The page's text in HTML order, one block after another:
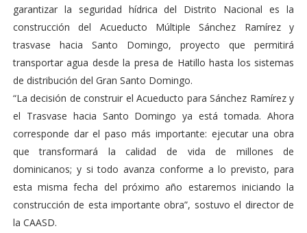
garantizar la seguridad hídrica del Distrito Nacional es la
construcción del Acueducto Múltiple Sánchez Ramírez y
trasvase hacia Santo Domingo, proyecto que permitirá
transportar agua desde la presa de Hatillo hasta los sistemas
de distribución del Gran Santo Domingo.
“La decisión de construir el Acueducto para Sánchez Ramírez y
el Trasvase hacia Santo Domingo ya está tomada. Ahora
corresponde dar el paso más importante: ejecutar una obra
que transformará la calidad de vida de millones de
dominicanos; y si todo avanza conforme a lo previsto, para
esta misma fecha del próximo año estaremos iniciando la
construcción de esta importante obra”, sostuvo el director de
la CAASD.